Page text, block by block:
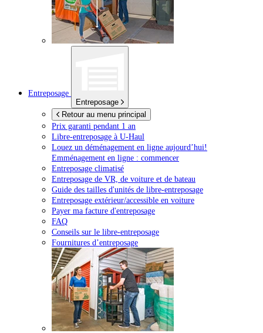
Entreposage
Entreposage
Retour au menu principal
Prix garanti pendant 1 an
Libre-entreposage à U-Haul
Louez un déménagement en ligne aujourd’hui!
Emménagement en ligne : commencer
Entreposage climatisé
Entreposage de VR, de voiture et de bateau
Guide des tailles d'unités de libre-entreposage
Entreposage extérieur/accessible en voiture
Payer ma facture d'entreposage
FAQ
Conseils sur le libre-entreposage
Fournitures d’entreposage